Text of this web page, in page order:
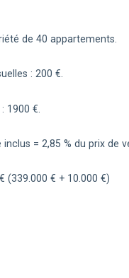
de 40 appartements.
: 200 €.
1900 €.
inclus = 2,85 % du prix de
(339.000 € + 10.000 €)